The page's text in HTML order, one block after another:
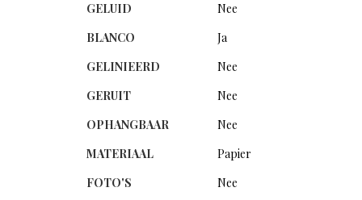
GELUID
Nee
BLANCO
Ja
GELINIEERD
Nee
GERUIT
Nee
OPHANGBAAR
Nee
MATERIAAL
Papier
FOTO'S
Nee